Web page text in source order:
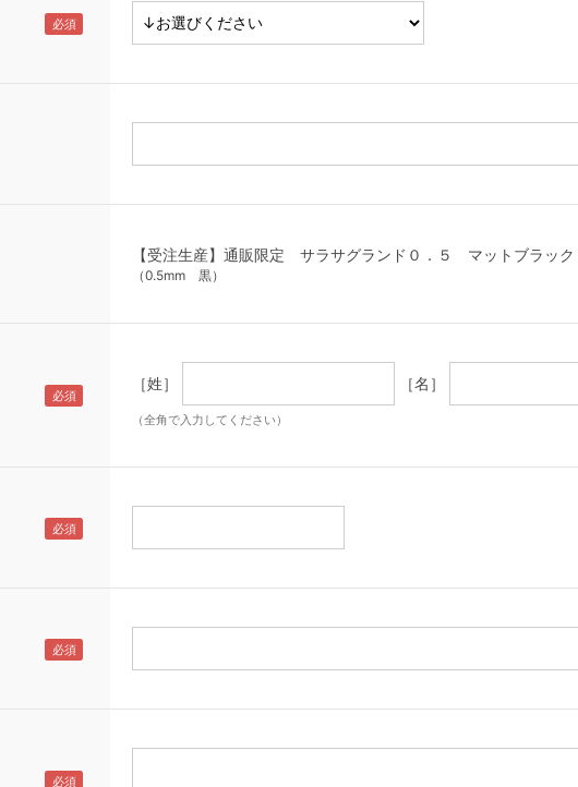
【受注生産】通販限定 サラサグランド０．５ マットブラッ
（0.5mm 黒）
［姓］ ［名］
（全角で入力してください）